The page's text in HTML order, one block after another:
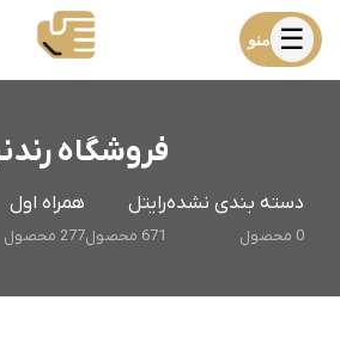
☰ منو
فروشگاه
دسته بندی نشده
0 محصول
رایتل
671 محصول
همراه اول
277 محصول